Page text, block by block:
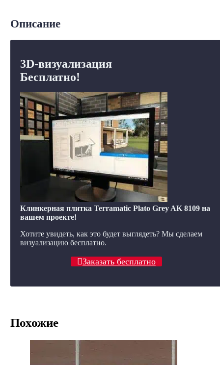
Описание
3D-визуализация
Бесплатно!
Клинкерная плитка Terramatic Plato Grey AK 8109 на
вашем проекте!
Хотите увидеть, как это будет выглядеть? Мы сделаем
визуализацию бесплатно.
Заказать бесплатно
Похожие